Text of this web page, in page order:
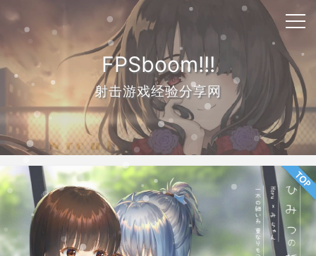
FPSboom!!!
射击游戏经验分享网